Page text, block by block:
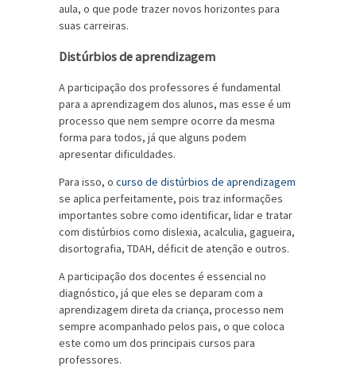
aula, o que pode trazer novos horizontes para
suas carreiras.
Distúrbios de aprendizagem
A participação dos professores é fundamental
para a aprendizagem dos alunos, mas esse é um
processo que nem sempre ocorre da mesma
forma para todos, já que alguns podem
apresentar dificuldades.
Para isso, o curso de distúrbios de aprendizagem
se aplica perfeitamente, pois traz informações
importantes sobre como identificar, lidar e tratar
com distúrbios como dislexia, acalculia, gagueira,
disortografia, TDAH, déficit de atenção e outros.
A participação dos docentes é essencial no
diagnóstico, já que eles se deparam com a
aprendizagem direta da criança, processo nem
sempre acompanhado pelos pais, o que coloca
este como um dos principais cursos para
professores.